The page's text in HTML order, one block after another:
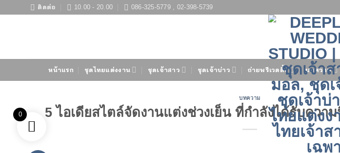
ติดต่อ 10.00 - 20.00 086-325-5779 , 02-398-5739
หน้าแรก ชุดไทยแต่งงาน ชุดเจ้าสาว ชุดเจ้าบ่าว ถ่ายพรีเวดดิ้ง บทความ
บทความ
5 ไอเดียสไตล์จัดงานแต่งช่วงเย็น ที่กำลังได้รับควา
0